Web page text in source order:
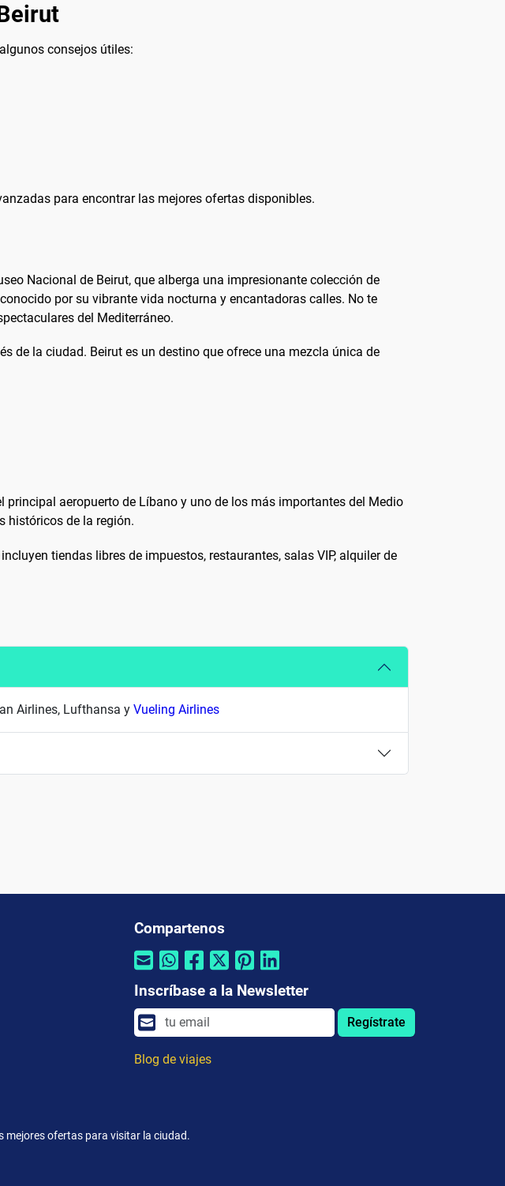
consejos útiles:
para encontrar las mejores ofertas disponibles.
Nacional de Beirut, que alberga una impresionante colección de
por su vibrante vida nocturna y encantadoras calles. No te
del Mediterráneo.
de la ciudad. Beirut es un destino que ofrece una mezcla única de
principal aeropuerto de Líbano y uno de los más importantes del Medio
históricos de la región.
tiendas libres de impuestos, restaurantes, salas VIP, alquiler de
Airlines, Lufthansa y Vueling Airlines
Compartenos
Inscríbase a la Newsletter
Regístrate
Blog de viajes
mejores ofertas para visitar la ciudad.